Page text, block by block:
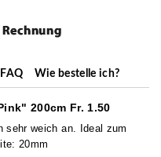
FAQ Wie bestelle ich?
200cm Fr. 1.50
sehr weich an. Ideal zum
20mm